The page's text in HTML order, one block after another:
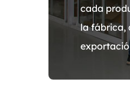
cada
la fábrica,